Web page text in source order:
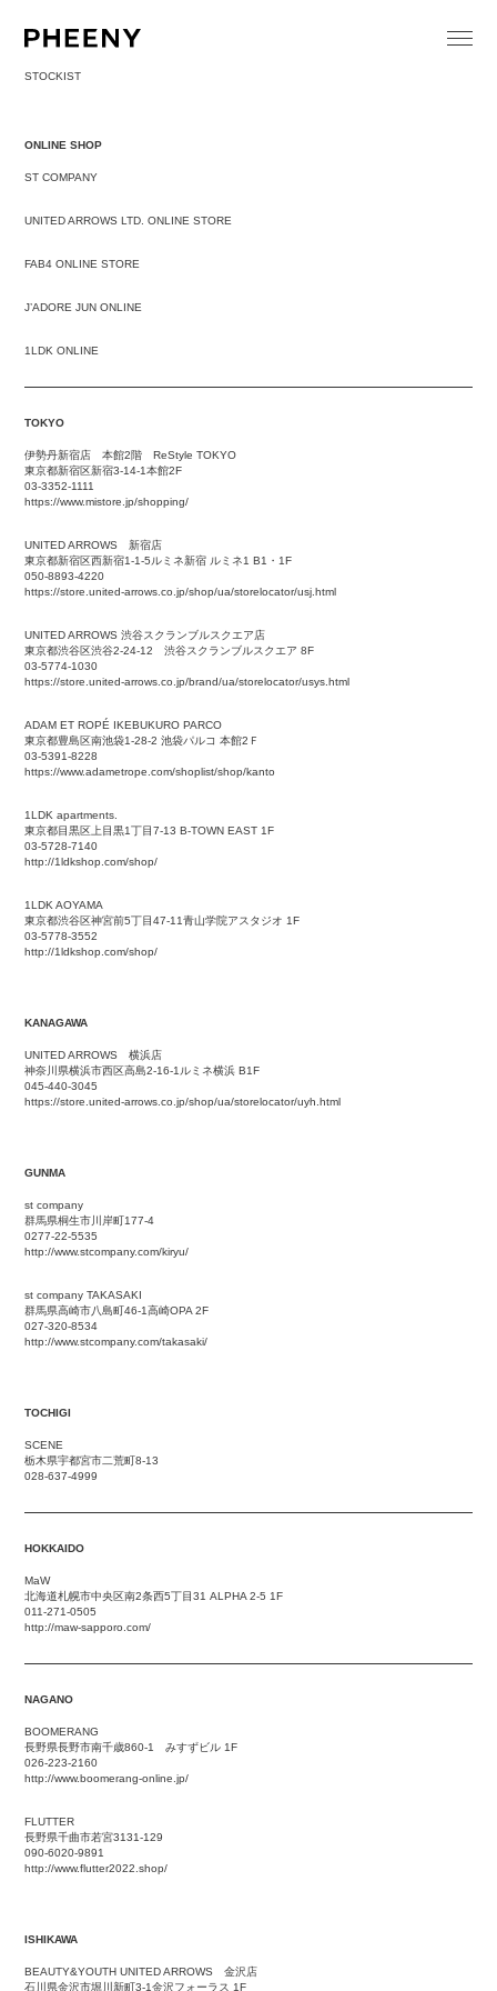
STOCKIST
ONLINE SHOP
ST COMPANY
UNITED ARROWS LTD. ONLINE STORE
FAB4 ONLINE STORE
J’ADORE JUN ONLINE
1LDK ONLINE
TOKYO
伊勢丹新宿店 本館2階 ReStyle TOKYO
東京都新宿区新宿3-14-1本館2F
03-3352-1111
https://www.mistore.jp/shopping/
UNITED ARROWS 新宿店
東京都新宿区西新宿1-1-5ルミネ新宿 ルミネ1 B1・1F
050-8893-4220
https://store.united-arrows.co.jp/shop/ua/storelocator/usj.html
UNITED ARROWS 渋谷スクランブルスクエア店
東京都渋谷区渋谷2-24-12 渋谷スクランブルスクエア 8F
03-5774-1030
https://store.united-arrows.co.jp/brand/ua/storelocator/usys.html
ADAM ET ROPÉ IKEBUKURO PARCO
東京都豊島区南池袋1-28-2 池袋パルコ 本館2Ｆ
03-5391-8228
https://www.adametrope.com/shoplist/shop/kanto
1LDK apartments.
東京都目黒区上目黒1丁目7-13 B-TOWN EAST 1F
03-5728-7140
http://1ldkshop.com/shop/
1LDK AOYAMA
東京都渋谷区神宮前5丁目47-11青山学院アスタジオ 1F
03-5778-3552
http://1ldkshop.com/shop/
KANAGAWA
UNITED ARROWS 横浜店
神奈川県横浜市西区高島2-16-1ルミネ横浜 B1F
045-440-3045
https://store.united-arrows.co.jp/shop/ua/storelocator/uyh.html
GUNMA
st company
群馬県桐生市川岸町177-4
0277-22-5535
http://www.stcompany.com/kiryu/
st company TAKASAKI
群馬県高崎市八島町46-1高崎OPA 2F
027-320-8534
http://www.stcompany.com/takasaki/
TOCHIGI
SCENE
栃木県宇都宮市二荒町8-13
028-637-4999
HOKKAIDO
MaW
北海道札幌市中央区南2条西5丁目31 ALPHA 2-5 1F
011-271-0505
http://maw-sapporo.com/
NAGANO
BOOMERANG
長野県長野市南千歳860-1 みすずビル 1F
026-223-2160
http://www.boomerang-online.jp/
FLUTTER
長野県千曲市若宮3131-129
090-6020-9891
http://www.flutter2022.shop/
ISHIKAWA
BEAUTY&YOUTH UNITED ARROWS 金沢店
石川県金沢市堀川新町3-1金沢フォーラス 1F